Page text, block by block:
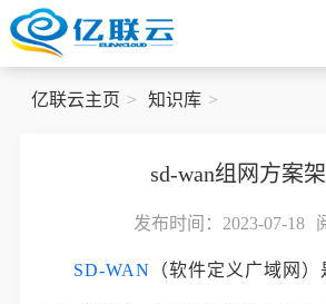
亿联云主页 知识库
sd-wan组网方案
发布时间：2023-07-18
SD-WAN （软件定义广域网